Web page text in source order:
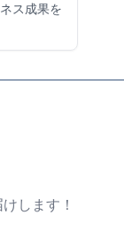
ス成果を
します！